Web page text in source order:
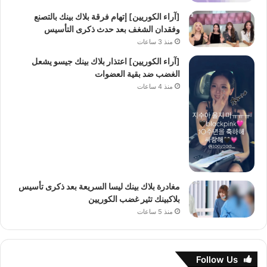
[آراء الكوريين] إتهام فرقة بلاك بينك بالتصنع
وفقدان الشغف بعد حدث ذكرى التأسيس
منذ 3 ساعات
[آراء الكوريين] اعتذار بلاك بينك جيسو يشعل
الغضب ضد بقية العضوات
منذ 4 ساعات
مغادرة بلاك بينك ليسا السريعة بعد ذكرى تأسيس
بلاكبينك تثير غضب الكوريين
منذ 5 ساعات
Follow Us